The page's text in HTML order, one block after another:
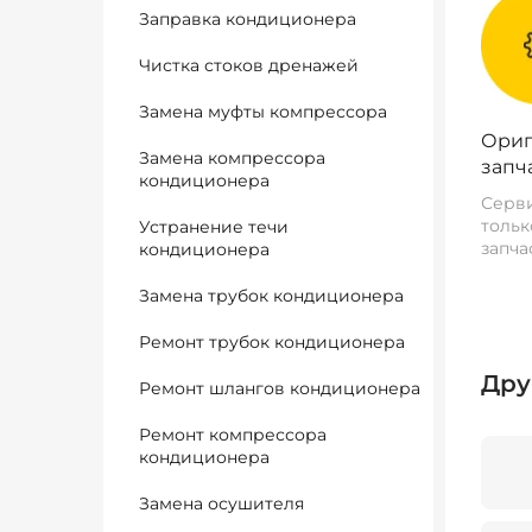
Заправка кондиционера
Чистка стоков дренажей
Замена муфты компрессора
Замена компрессора
кондиционера
Устранение течи
кондиционера
Замена трубок кондиционера
Ремонт трубок кондиционера
Ремонт шлангов кондиционера
Ремонт компрессора
кондиционера
Замена осушителя